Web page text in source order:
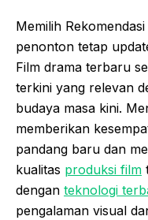
Memilih
penonton tetap
Film drama terbaru
terkini yang relevan
budaya masa kini.
memberikan
pandang baru dan
kualitas produksi film
dengan teknologi
pengalaman visual